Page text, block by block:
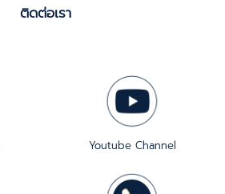
ติดต่อเรา
Youtube Channel